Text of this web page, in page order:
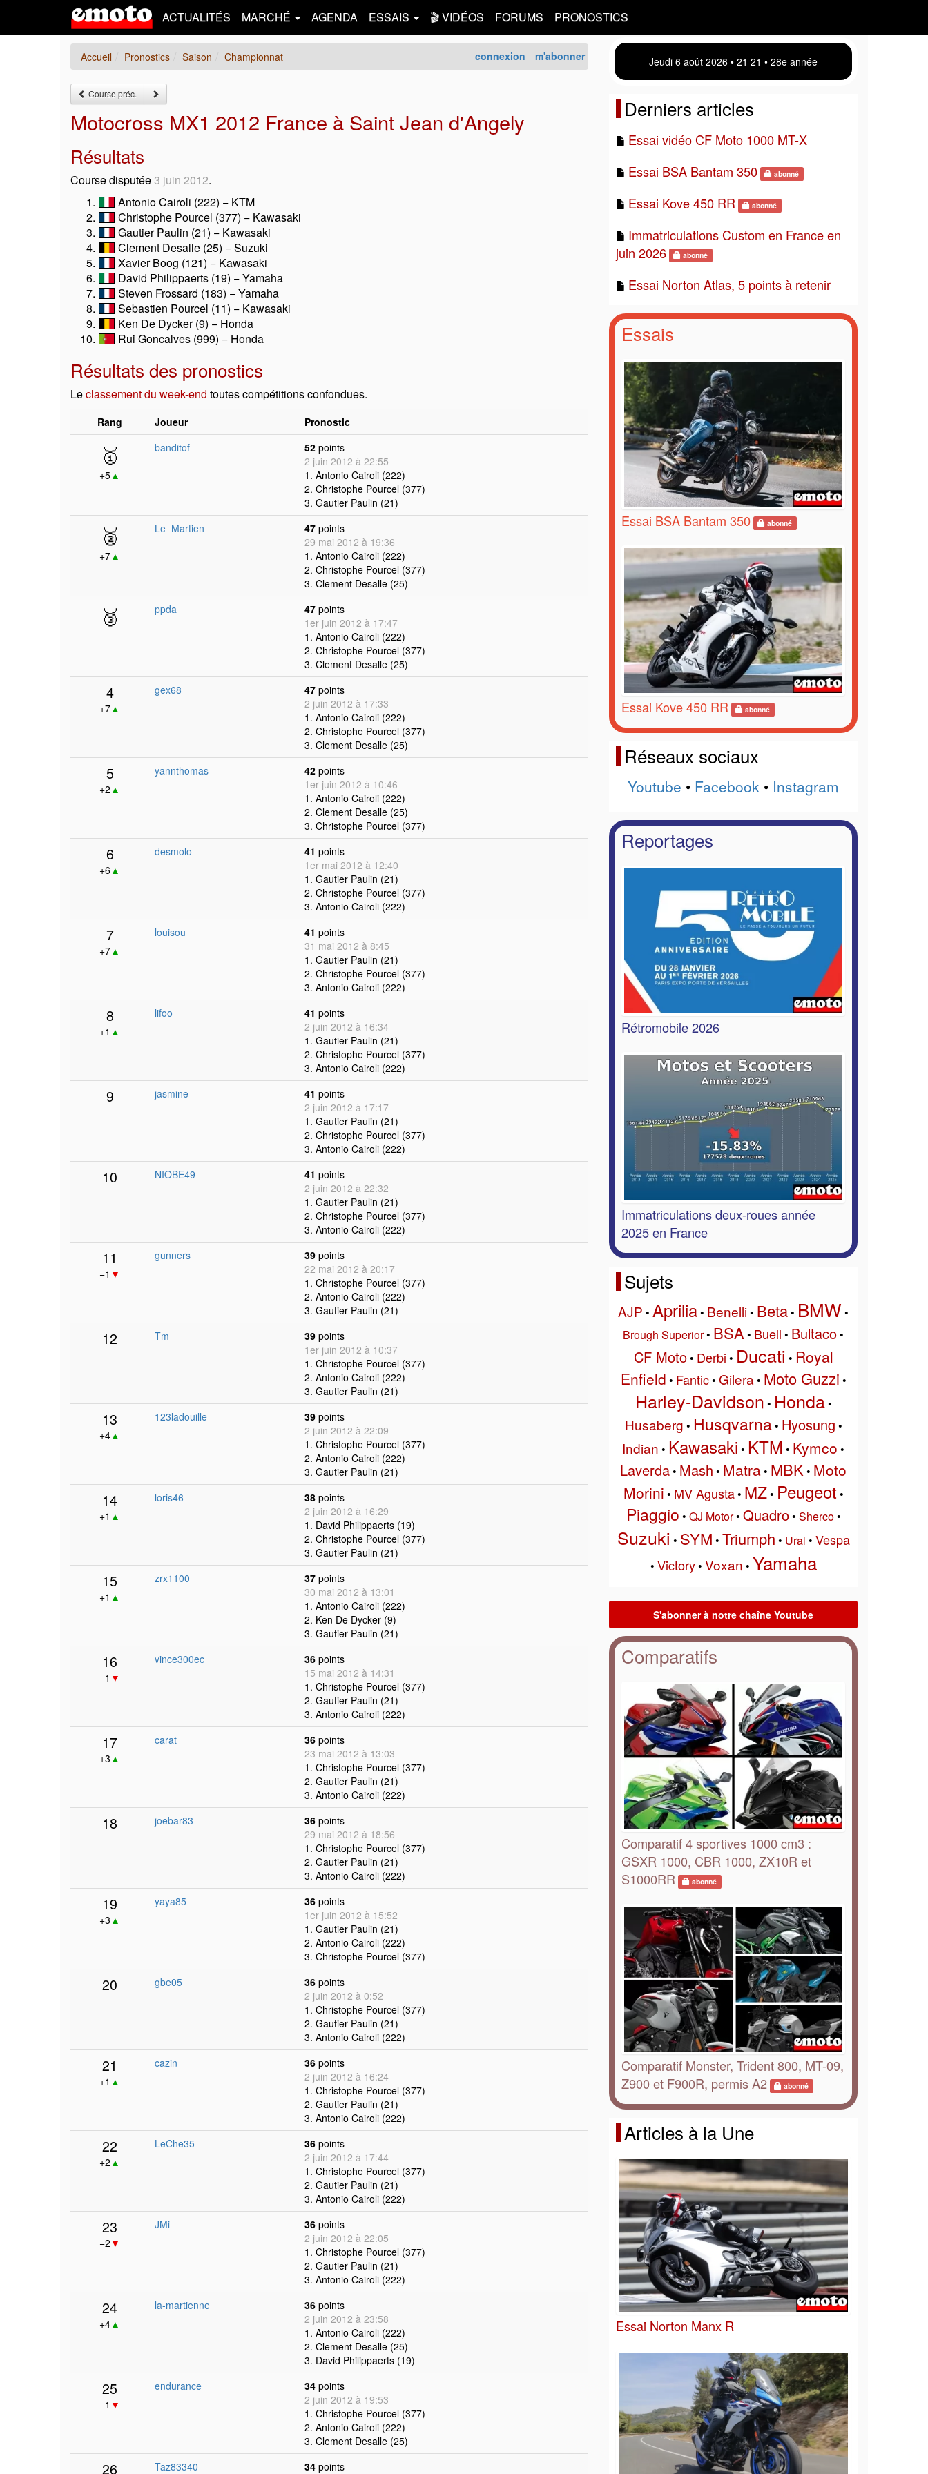
ACTUALITÉS MARCHÉ AGENDA ESSAIS 🎬 VIDÉOS FORUMS PRONOSTICS
connexion m'abonner
Accueil Pronostics Saison Championnat
Course préc.
Motocross MX1 2012 France à Saint Jean d'Angely
Résultats
Course disputée3 juin 2012.
Antonio Cairoli (222) − KTM
Christophe Pourcel (377) − Kawasaki
Gautier Paulin (21) − Kawasaki
Clement Desalle (25) − Suzuki
Xavier Boog (121) − Kawasaki
David Philippaerts (19) − Yamaha
Steven Frossard (183) − Yamaha
Sebastien Pourcel (11) − Kawasaki
Ken De Dycker (9) − Honda
Rui Goncalves (999) − Honda
Résultats des pronostics
Leclassement du week-end toutes compétitions confondues.
Rang Joueur Pronostic
🥇
+5▲
banditof 52 points
2 juin 2012 à 22:55
1. Antonio Cairoli (222)
2. Christophe Pourcel (377)
3. Gautier Paulin (21)
🥈
+7▲
Le_Martien 47 points
29 mai 2012 à 19:36
1. Antonio Cairoli (222)
2. Christophe Pourcel (377)
3. Clement Desalle (25)
🥉 ppda 47 points
1er juin 2012 à 17:47
1. Antonio Cairoli (222)
2. Christophe Pourcel (377)
3. Clement Desalle (25)
4
+7▲
gex68 47 points
2 juin 2012 à 17:33
1. Antonio Cairoli (222)
2. Christophe Pourcel (377)
3. Clement Desalle (25)
5
+2 ▲
yannthomas 42 points
1er juin 2012 à 10:46
1. Antonio Cairoli (222)
2. Clement Desalle (25)
3. Christophe Pourcel (377)
6
+6▲
desmolo 41 points
1er mai 2012 à 12:40
1. Gautier Paulin (21)
2. Christophe Pourcel (377)
3. Antonio Cairoli (222)
7
+7▲
louisou 41 points
31 mai 2012 à 8:45
1. Gautier Paulin (21)
2. Christophe Pourcel (377)
3. Antonio Cairoli (222)
8
+1 ▲
lifoo 41 points
2 juin 2012 à 16:34
1. Gautier Paulin (21)
2. Christophe Pourcel (377)
3. Antonio Cairoli (222)
9 jasmine 41 points
2 juin 2012 à 17:17
1. Gautier Paulin (21)
2. Christophe Pourcel (377)
3. Antonio Cairoli (222)
10 NIOBE49 41 points
2 juin 2012 à 22:32
1. Gautier Paulin (21)
2. Christophe Pourcel (377)
3. Antonio Cairoli (222)
11
−1 ▼
gunners 39 points
22 mai 2012 à 20:17
1. Christophe Pourcel (377)
2. Antonio Cairoli (222)
3. Gautier Paulin (21)
12 Tm 39 points
1er juin 2012 à 10:37
1. Christophe Pourcel (377)
2. Antonio Cairoli (222)
3. Gautier Paulin (21)
13
+4▲
123ladouille 39 points
2 juin 2012 à 22:09
1. Christophe Pourcel (377)
2. Antonio Cairoli (222)
3. Gautier Paulin (21)
14
+1 ▲
loris46 38 points
2 juin 2012 à 16:29
1. David Philippaerts (19)
2. Christophe Pourcel (377)
3. Gautier Paulin (21)
15
+1 ▲
zrx1100 37 points
30 mai 2012 à 13:01
1. Antonio Cairoli (222)
2. Ken De Dycker (9)
3. Gautier Paulin (21)
16
−1 ▼
vince300ec 36 points
15 mai 2012 à 14:31
1. Christophe Pourcel (377)
2. Gautier Paulin (21)
3. Antonio Cairoli (222)
17
+3 ▲
carat 36 points
23 mai 2012 à 13:03
1. Christophe Pourcel (377)
2. Gautier Paulin (21)
3. Antonio Cairoli (222)
18 joebar83 36 points
29 mai 2012 à 18:56
1. Christophe Pourcel (377)
2. Gautier Paulin (21)
3. Antonio Cairoli (222)
19
+3 ▲
yaya85 36 points
1er juin 2012 à 15:52
1. Gautier Paulin (21)
2. Antonio Cairoli (222)
3. Christophe Pourcel (377)
20 gbe05 36 points
2 juin 2012 à 0:52
1. Christophe Pourcel (377)
2. Gautier Paulin (21)
3. Antonio Cairoli (222)
21
+1 ▲
cazin 36 points
2 juin 2012 à 16:24
1. Christophe Pourcel (377)
2. Gautier Paulin (21)
3. Antonio Cairoli (222)
22
+2 ▲
LeChe35 36 points
2 juin 2012 à 17:44
1. Christophe Pourcel (377)
2. Gautier Paulin (21)
3. Antonio Cairoli (222)
23
−2 ▼
JMi 36 points
2 juin 2012 à 22:05
1. Christophe Pourcel (377)
2. Gautier Paulin (21)
3. Antonio Cairoli (222)
24
+4▲
la-martienne 36 points
2 juin 2012 à 23:58
1. Antonio Cairoli (222)
2. Clement Desalle (25)
3. David Philippaerts (19)
25
−1 ▼
endurance 34 points
2 juin 2012 à 19:53
1. Christophe Pourcel (377)
2. Antonio Cairoli (222)
3. Clement Desalle (25)
26 Taz83340 34 points
Jeudi 6 août 2026 • 21:21 • 28e année
Derniers articles
Essai vidéo CF Moto 1000 MT-X
Essai BSA Bantam 350
abonné
Essai Kove 450 RR abonné
Immatriculations Custom en France en
juin 2026
abonné
Essai Norton Atlas, 5 points à retenir
Essais
Essai BSA Bantam 350 abonné
Essai Kove 450 RR abonné
Réseaux sociaux
Youtube • Facebook • Instagram
Reportages
Rétromobile 2026
Immatriculations deux-roues année
2025 en France
Sujets
AJP • Aprilia• Benelli• Beta• BMW •
Brough Superior• BSA • Buell • Bultaco•
CF Moto• Derbi • Ducati • Royal
Enfield • Fantic• Gilera • Moto Guzzi •
Harley-Davidson • Honda•
Husaberg • Husqvarna• Hyosung •
Indian • Kawasaki • KTM • Kymco •
Laverda• Mash • Matra• MBK • Moto
Morini • MV Agusta• MZ• Peugeot •
Piaggio • QJ Motor• Quadro• Sherco•
Suzuki • SYM • Triumph • Ural • Vespa
• Victory• Voxan • Yamaha
Comparatifs
Comparatif 4 sportives 1000 cm3 :
GSXR 1000, CBR 1000, ZX10R et
S1000RR
abonné
Comparatif Monster, Trident 800, MT-09,
Z900 et F900R, permis A2
abonné
Articles à la Une
Essai Norton Manx R